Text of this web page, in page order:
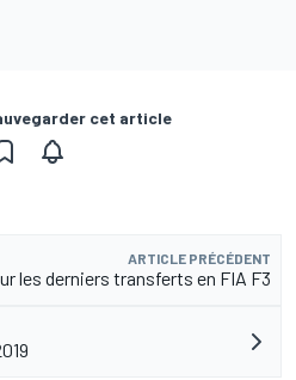
cet article
ARTICLE PRÉCÉDENT
les derniers transferts en FIA F3